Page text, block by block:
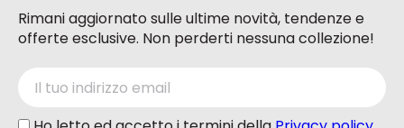
Rimani aggiornato sulle ultime novità, tendenze e
offerte esclusive. Non perderti nessuna collezione!